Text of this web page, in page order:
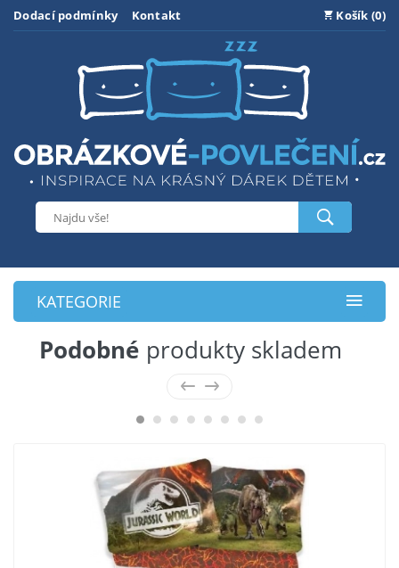
Dodací podmínky Kontakt Košík (0)
KATEGORIE
Podobné produkty skladem